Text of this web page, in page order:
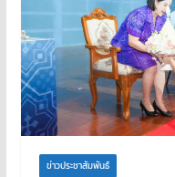
ข่าวประชาสัมพันธ์